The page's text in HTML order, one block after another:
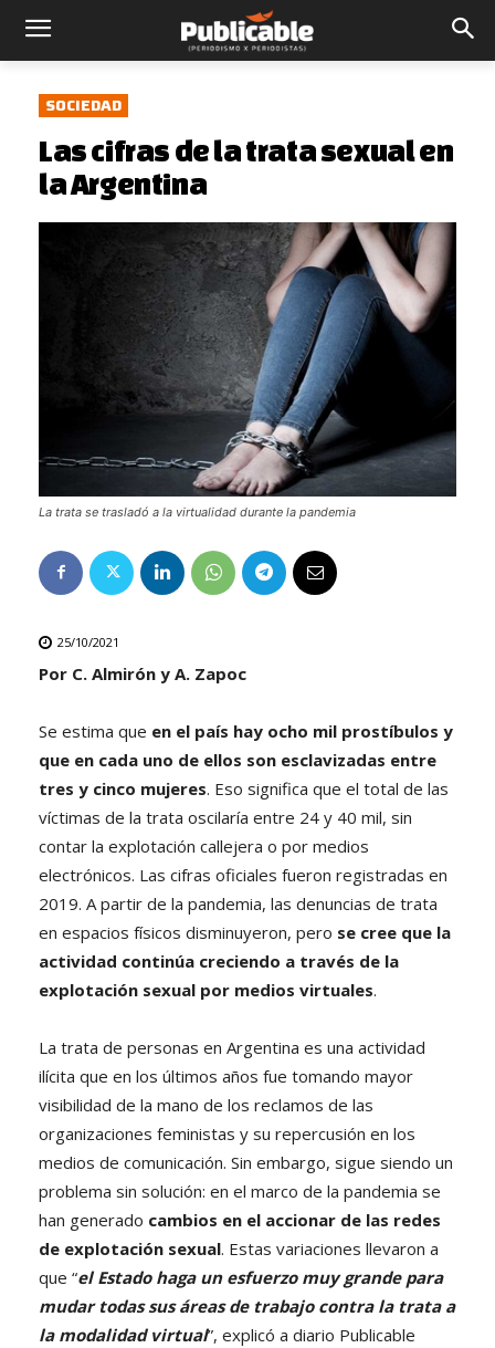
SOCIEDAD
Las cifras de la trata sexual en
la Argentina
La trata se trasladó a la virtualidad durante la pandemia
25/10/2021
Por C. Almirón y A. Zapoc
Se estima que en el país hay ocho mil prostíbulos y
que en cada uno de ellos son esclavizadas entre
tres y cinco mujeres. Eso significa que el total de las
víctimas de la trata oscilaría entre 24 y 40 mil, sin
contar la explotación callejera o por medios
electrónicos. Las cifras oficiales fueron registradas en
2019. A partir de la pandemia, las denuncias de trata
en espacios físicos disminuyeron, pero se cree que la
actividad continúa creciendo a través de la
explotación sexual por medios virtuales.
La trata de personas en Argentina es una actividad
ilícita que en los últimos años fue tomando mayor
visibilidad de la mano de los reclamos de las
organizaciones feministas y su repercusión en los
medios de comunicación. Sin embargo, sigue siendo un
problema sin solución: en el marco de la pandemia se
han generado cambios en el accionar de las redes
de explotación sexual. Estas variaciones llevaron a
que “el Estado haga un esfuerzo muy grande para
mudar todas sus áreas de trabajo contra la trata a
la modalidad virtual”, explicó a diario Publicable